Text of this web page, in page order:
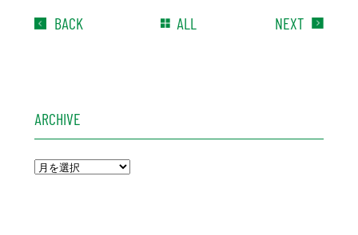
BACK ALL NEXT
ARCHIVE